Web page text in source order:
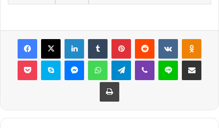
Facebook
X LinkedInTumblr PinterestReddit VKontakte
Pocket Skype MessengerWhatsAppTelegramViber Line E-Posta ile
Yazdır